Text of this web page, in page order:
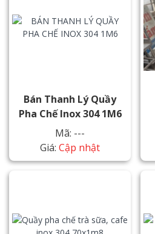
Bán Thanh Lý Quầy
Pha Chế Inox 304 1M6
Mã: ---
Giá: Cập nhật